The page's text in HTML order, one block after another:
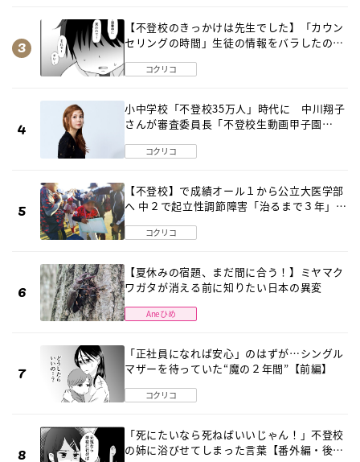
【不登校のきっかけは先生でした】「カウン
セリングの時間」生徒の情報をバラしたの
コクリコ
小中学校「不登校35万人」時代に 中川翔子
さんが審査委員長「不登校生動画甲子園
コクリコ
【不登校】で成績オール１から公立大医学部
へ 中２で起立性調節障害「治るまで３年」の
コクリコ
【夏休みの宿題、まだ間に合う！】ミヤマク
ワガタが消える前に知りたい日本の異変
Aneひめ
「正社員になれば安心」のはずが…シングル
マザーを待っていた“魔の２年間”【前編】
コクリコ
「死にたいなら死ねばいいじゃん！」不登校
の姉に浴びせてしまった言葉【番外編・後